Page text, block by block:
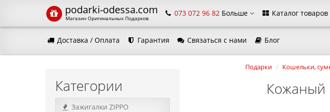
podarki-odessa.com
Магазин Оригинальных Подарков
073 072 96 82 Больше Каталог товаров
Доставка / Оплата Гарантия Связаться с нами Блог
Категории
Зажигалки ZIPPO
Подарки Кошельки,
Русский
Кожаный